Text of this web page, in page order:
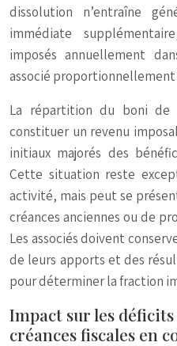
dissolution n’entraîne
immédiate
imposés annuellement
associé proportionnellement
La répartition du boni de
constituer un revenu
initiaux majorés des
Cette situation reste
activité, mais peut se
créances anciennes ou de
Les associés doivent
de leurs apports et des
pour déterminer la fraction
Impact sur les
créances fiscales en